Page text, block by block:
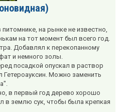
на рынке не известно,
на тот момент был всего год.
Добавлял к перекопанному
и немного золы.
посадкой опускал в раствор
Гетероауксин. Можно заменить
в первый год дерево хорошо
в землю сук, чтобы была крепкая